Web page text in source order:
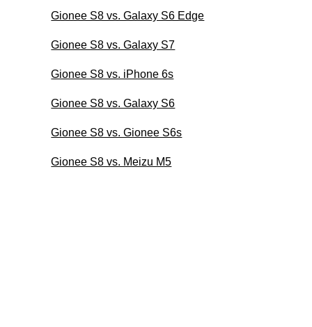
Gionee S8 vs. Galaxy S6 Edge
Gionee S8 vs. Galaxy S7
Gionee S8 vs. iPhone 6s
Gionee S8 vs. Galaxy S6
Gionee S8 vs. Gionee S6s
Gionee S8 vs. Meizu M5